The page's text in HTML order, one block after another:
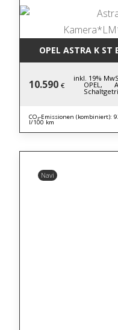
OPEL ASTRA K ST
10.590 €
inkl. 19%
OPEL,
CO₂-Emissionen (kombiniert):
l/100 km
Navi